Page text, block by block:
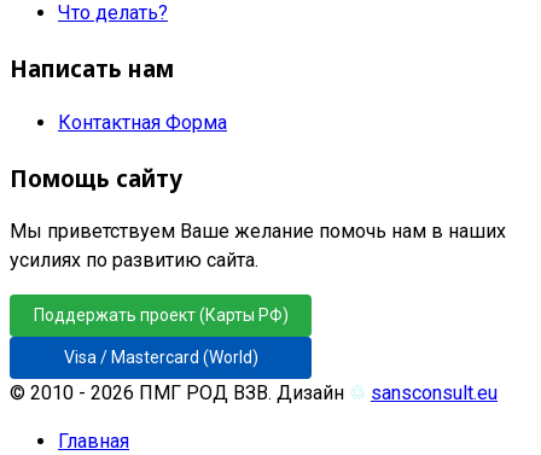
Что делать?
Написать нам
Контактная Форма
Помощь сайту
Мы приветствуем Ваше желание помочь нам в наших
усилиях по развитию сайта.
Поддержать проект (Карты РФ)
Visa / Mastercard (World)
© 2010 - 2026 ПМГ РОД ВЗВ. Дизайн ♲ sansconsult.eu
Главная